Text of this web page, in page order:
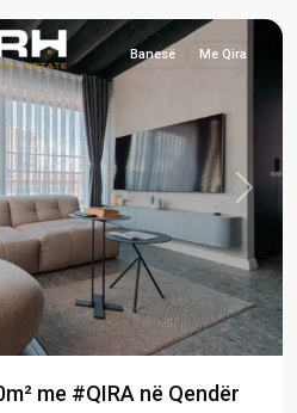
Next
Banesë Me Qira
me #QIRA në Qendër